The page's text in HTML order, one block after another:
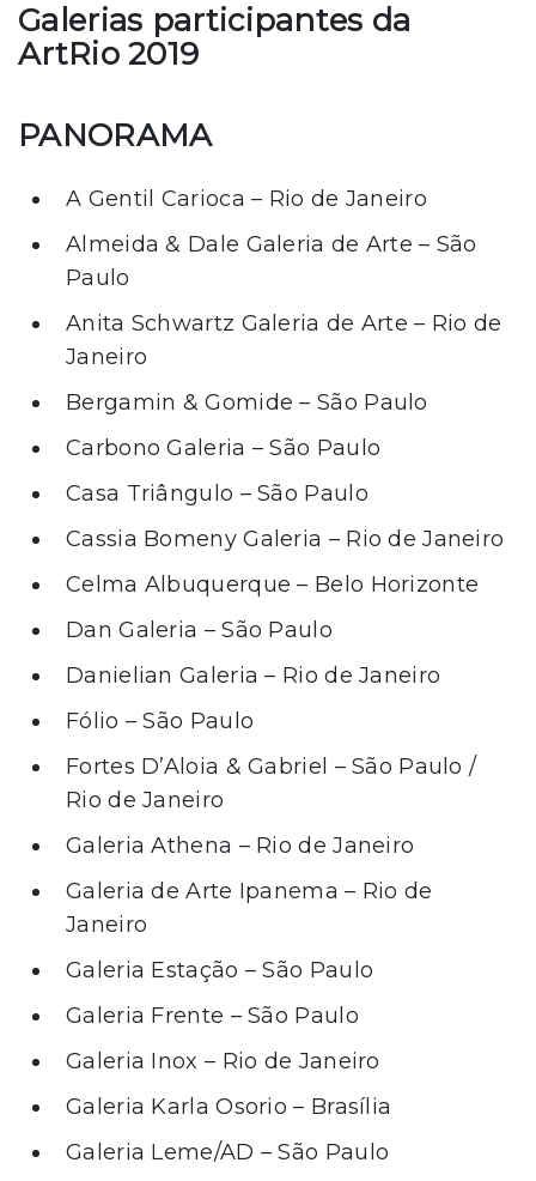
Galerias participantes da
ArtRio 2019
PANORAMA
A Gentil Carioca – Rio de Janeiro
Almeida & Dale Galeria de Arte – São
Paulo
Anita Schwartz Galeria de Arte – Rio de
Janeiro
Bergamin & Gomide – São Paulo
Carbono Galeria – São Paulo
Casa Triângulo – São Paulo
Cassia Bomeny Galeria – Rio de Janeiro
Celma Albuquerque – Belo Horizonte
Dan Galeria – São Paulo
Danielian Galeria – Rio de Janeiro
Fólio – São Paulo
Fortes D’Aloia & Gabriel – São Paulo /
Rio de Janeiro
Galeria Athena – Rio de Janeiro
Galeria de Arte Ipanema – Rio de
Janeiro
Galeria Estação – São Paulo
Galeria Frente – São Paulo
Galeria Inox – Rio de Janeiro
Galeria Karla Osorio – Brasília
Galeria Leme/AD – São Paulo